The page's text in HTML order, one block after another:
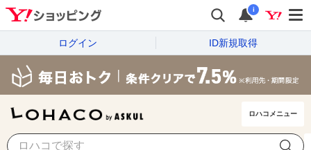
i
ログイン ID新規取得
ロハコメニュー